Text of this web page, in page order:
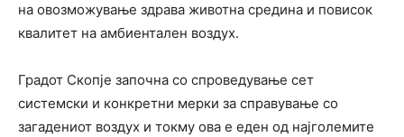
на овозможување здрава животна средина и повисок
квалитет на амбиентален воздух.
Градот Скопје започна со спроведување сет
системски и конкретни мерки за справување со
загадениот воздух и токму ова е еден од најголемите